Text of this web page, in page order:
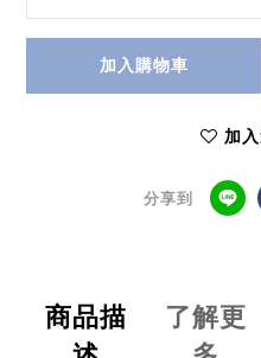
加入購物車
加
分享到
商品描
了解更